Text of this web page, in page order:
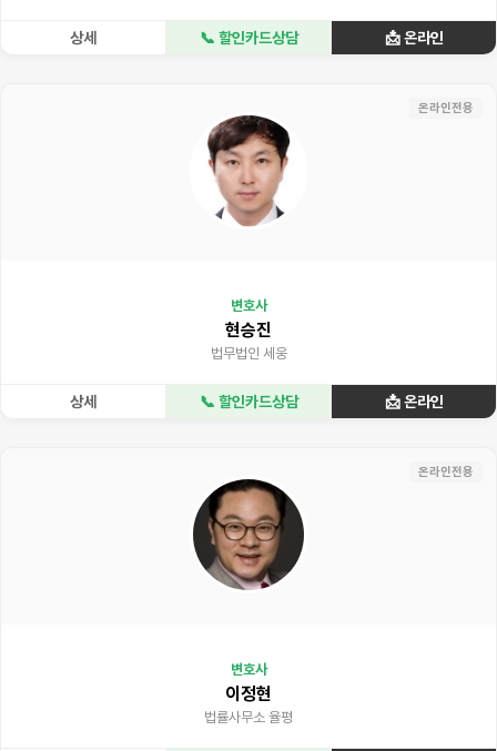
상세 📞 할인카드상담 📩 온라인
온라인전용
변호사
현승진
법무법인 세웅
상세 📞 할인카드상담 📩 온라인
온라인전용
변호사
이정현
법률사무소 율평